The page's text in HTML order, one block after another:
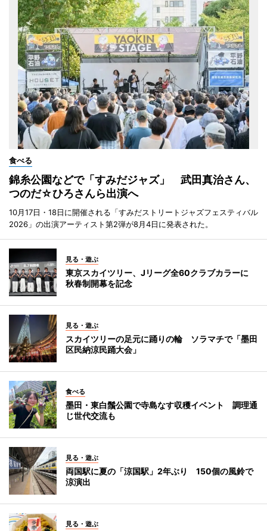
食べる
錦糸公園などで「すみだジャズ」 武田真治さん、
つのだ☆ひろさんら出演へ
10月17日・18日に開催される「すみだストリートジャズフェスティバル
2026」の出演アーティスト第2弾が8月4日に発表された。
見る・遊ぶ
東京スカイツリー、Jリーグ全60クラブカラーに
秋春制開幕を記念
見る・遊ぶ
スカイツリーの足元に踊りの輪 ソラマチで「墨田
区民納涼民踊大会」
食べる
墨田・東白鬚公園で寺島なす収穫イベント 調理通
じ世代交流も
見る・遊ぶ
両国駅に夏の「涼国駅」2年ぶり 150個の風鈴で
涼演出
見る・遊ぶ